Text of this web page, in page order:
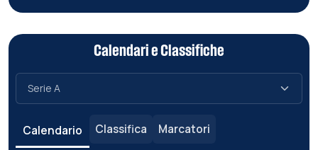
Calendari e Classifiche
Calendario Classifica Marcatori